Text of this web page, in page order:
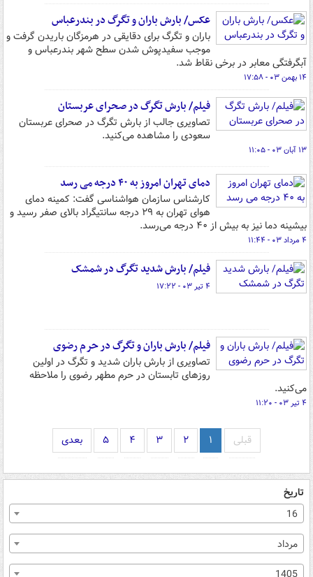
عکس/ بارش باران و تگرگ در بندرعباس
باران و تگرگ برای دقایقی در هرمزگان باریدن گرفت و
موجب سفیدپوش شدن سطح شهر بندرعباس و
آبگرفتگی معابر در برخی نقاط شد.
۱۴ بهمن ۰۳ - ۱۷:۵۸
فیلم/ بارش تگرگ در صحرای عربستان
تصاویری جالب از بارش تگرگ در صحرای عربستان
سعودی را مشاهده می‌کنید.
۱۳ آبان ۰۳ - ۱۱:۰۵
دمای تهران امروز به ۴۰ درجه می رسد
کارشناس سازمان هواشناسی گفت: کمینه دمای
هوای تهران به ۲۹ درجه سانتیگراد بالای صفر رسید و
بیشینه دما نیز به بیش از ۴۰ درجه می‌رسد.
۴ مرداد ۰۳ - ۱۱:۴۴
فیلم/ بارش شدید تگرگ در شمشک
۴ تیر ۰۳ - ۱۷:۲۲
فیلم/ بارش باران و تگرگ در حرم رضوی
تصاویری از بارش باران شدید و تگرگ در اولین
روزهای تابستان در حرم مطهر رضوی را ملاحظه
می‌کنید.
۴ تیر ۰۳ - ۱۱:۲۰
قبلی ۱ ۲ ۳ ۴ ۵ بعدی
تاریخ
16
مرداد